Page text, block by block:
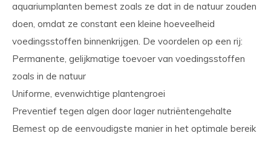
aquariumplanten bemest zoals ze dat in de natuur zouden
doen, omdat ze constant een kleine hoeveelheid
voedingsstoffen binnenkrijgen. De voordelen op een rij:
Permanente, gelijkmatige toevoer van voedingsstoffen
zoals in de natuur
Uniforme, evenwichtige plantengroei
Preventief tegen algen door lager nutriëntengehalte
Bemest op de eenvoudigste manier in het optimale bereik